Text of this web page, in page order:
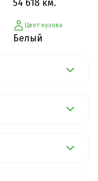
54 618 км.
Цвет кузова
Белый